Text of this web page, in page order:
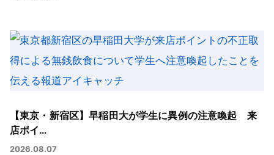
【東京・新宿区】早稲田大が学生に異例の注意喚起 来
店ポイ…
2026.08.07